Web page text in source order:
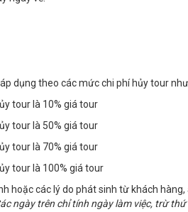
dụng theo các mức chi phí hủy tour
tour là 10% giá tour
tour là 50% giá tour
tour là 70% giá tour
tour là 100% giá tour
hoặc các lý do phát sinh từ khách
ngày trên chỉ tính ngày làm việc, trừ